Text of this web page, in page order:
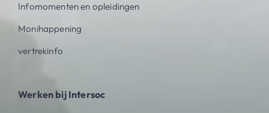
Infomomenten en opleidingen
Monihappening
vertrekinfo
Werken bij Intersoc